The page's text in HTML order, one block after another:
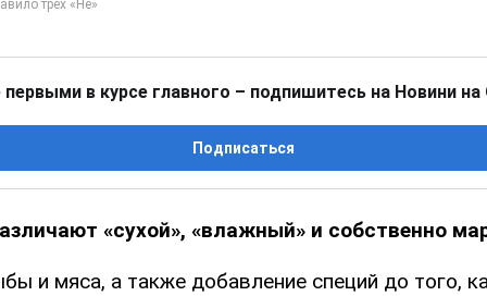
первыми в курсе главного – подпишитесь на Новини на
Подписаться
«сухой», «влажный» и собственно
и мяса, а также добавление специй до того,